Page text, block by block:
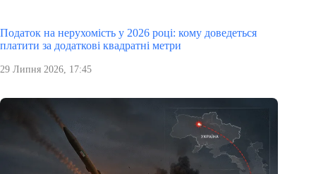
Податок на нерухомість у 2026 році: кому доведеться
платити за додаткові квадратні метри
29 Липня 2026, 17:45